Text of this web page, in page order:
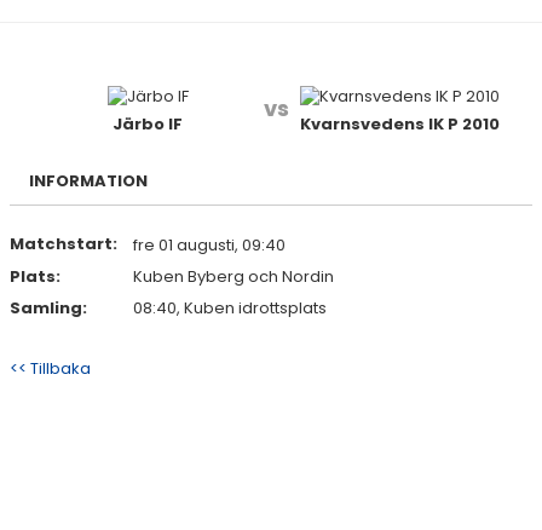
AVGIFTER
DOKUMENT
Järbo IF
vs
Kvarnsvedens IK P 2010
INFORMATION
Matchstart:
fre 01 augusti, 09:40
Plats:
Kuben Byberg och Nordin
Samling:
08:40, Kuben idrottsplats
<< Tillbaka